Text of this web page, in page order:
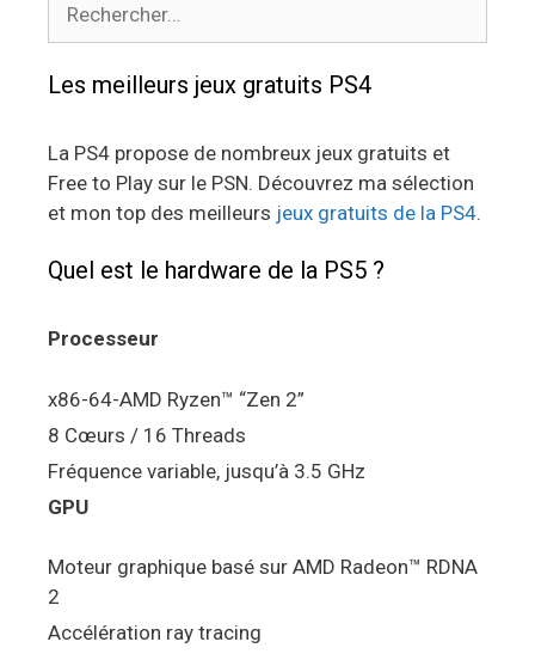
Les meilleurs jeux gratuits PS4
La PS4 propose de nombreux jeux gratuits et
Free to Play sur le PSN. Découvrez ma sélection
et mon top des meilleurs jeux gratuits de la PS4.
Quel est le hardware de la PS5 ?
Processeur
x86-64-AMD Ryzen™ “Zen 2”
8 Cœurs / 16 Threads
Fréquence variable, jusqu’à 3.5 GHz
GPU
Moteur graphique basé sur AMD Radeon™ RDNA
2
Accélération ray tracing